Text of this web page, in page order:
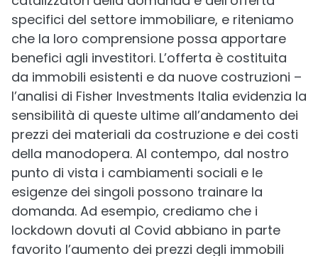
specifici del settore immobiliare, e riteniamo
che la loro comprensione possa apportare
benefici agli investitori. L’offerta è costituita
da immobili esistenti e da nuove costruzioni –
l’analisi di Fisher Investments Italia evidenzia la
sensibilità di queste ultime all’andamento dei
prezzi dei materiali da costruzione e dei costi
della manodopera. Al contempo, dal nostro
punto di vista i cambiamenti sociali e le
esigenze dei singoli possono trainare la
domanda. Ad esempio, crediamo che i
lockdown dovuti al Covid abbiano in parte
favorito l’aumento dei prezzi degli immobili